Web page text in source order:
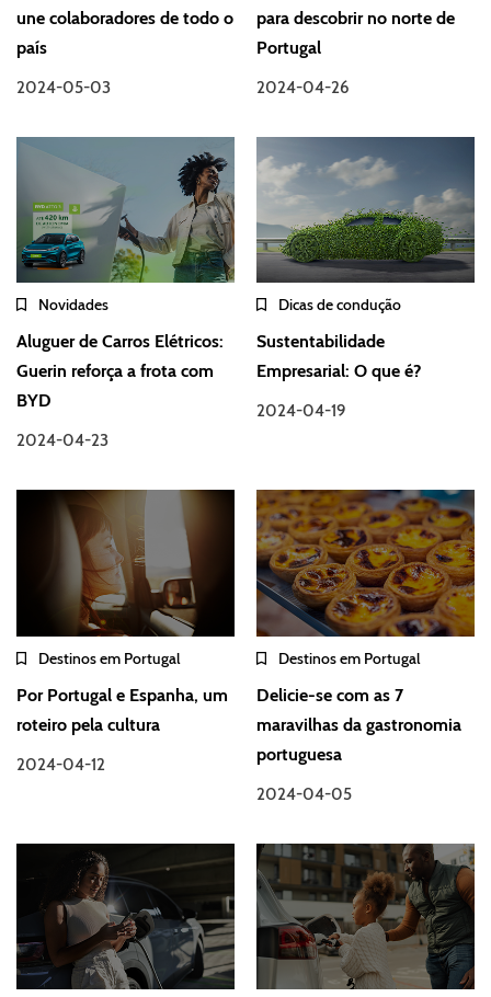
une colaboradores de todo o
país
2024-05-03
para descobrir no norte de
Portugal
2024-04-26
Novidades
Aluguer de Carros Elétricos:
Guerin reforça a frota com
BYD
2024-04-23
Dicas de condução
Sustentabilidade
Empresarial: O que é?
2024-04-19
Destinos em Portugal
Por Portugal e Espanha, um
roteiro pela cultura
2024-04-12
Destinos em Portugal
Delicie-se com as 7
maravilhas da gastronomia
portuguesa
2024-04-05